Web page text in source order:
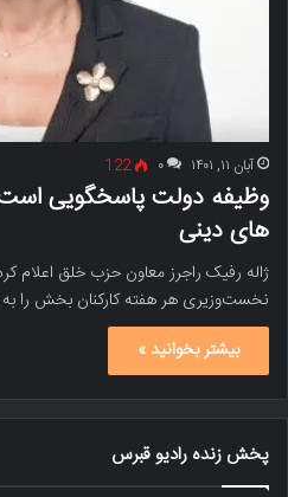
آبان ۱۱, ۱۴۰۱ ۰ 122
وظیفه دولت پاسخگویی
های دینی
ژاله رفیک راجرز معاون حزب خلق اعلام
نخست‌وزیری هر هفته کارکنان بخش را به
بیشتر بخوانید »
پخش زنده رادیو قبرس